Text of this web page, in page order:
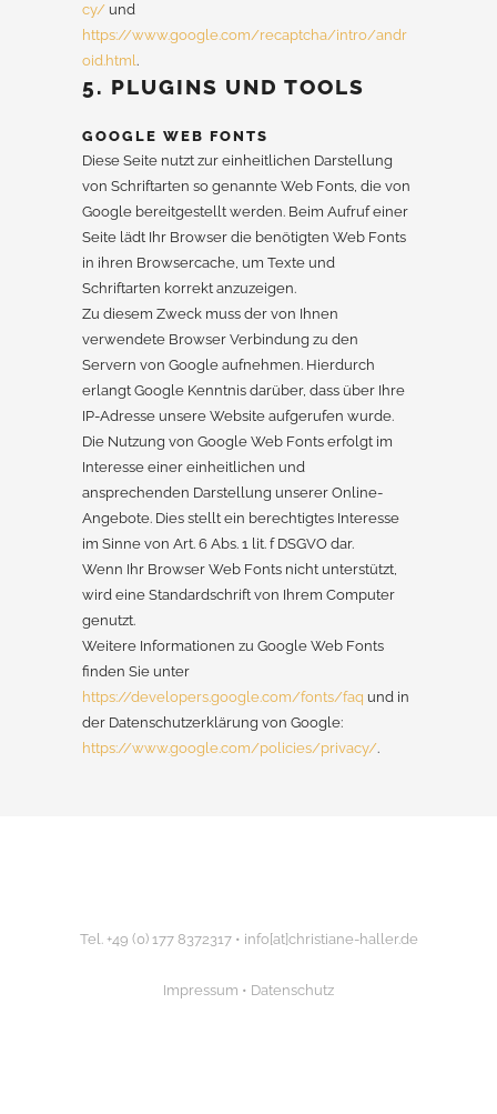
cy/ und
https://www.google.com/recaptcha/intro/andr
oid.html.
5. PLUGINS UND TOOLS
GOOGLE WEB FONTS
Diese Seite nutzt zur einheitlichen Darstellung
von Schriftarten so genannte Web Fonts, die von
Google bereitgestellt werden. Beim Aufruf einer
Seite lädt Ihr Browser die benötigten Web Fonts
in ihren Browsercache, um Texte und
Schriftarten korrekt anzuzeigen.
Zu diesem Zweck muss der von Ihnen
verwendete Browser Verbindung zu den
Servern von Google aufnehmen. Hierdurch
erlangt Google Kenntnis darüber, dass über Ihre
IP-Adresse unsere Website aufgerufen wurde.
Die Nutzung von Google Web Fonts erfolgt im
Interesse einer einheitlichen und
ansprechenden Darstellung unserer Online-
Angebote. Dies stellt ein berechtigtes Interesse
im Sinne von Art. 6 Abs. 1 lit. f DSGVO dar.
Wenn Ihr Browser Web Fonts nicht unterstützt,
wird eine Standardschrift von Ihrem Computer
genutzt.
Weitere Informationen zu Google Web Fonts
finden Sie unter
https://developers.google.com/fonts/faq und in
der Datenschutzerklärung von Google:
https://www.google.com/policies/privacy/.
Tel. +49 (0) 177 8372317 • info[at]christiane-haller.de
Impressum • Datenschutz